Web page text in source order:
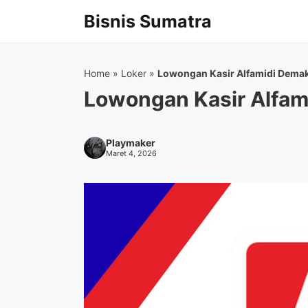
Bisnis Sumatra
Home » Loker » Lowongan Kasir Alfamidi
Lowongan Kasir
Playmaker
Maret 4, 2026